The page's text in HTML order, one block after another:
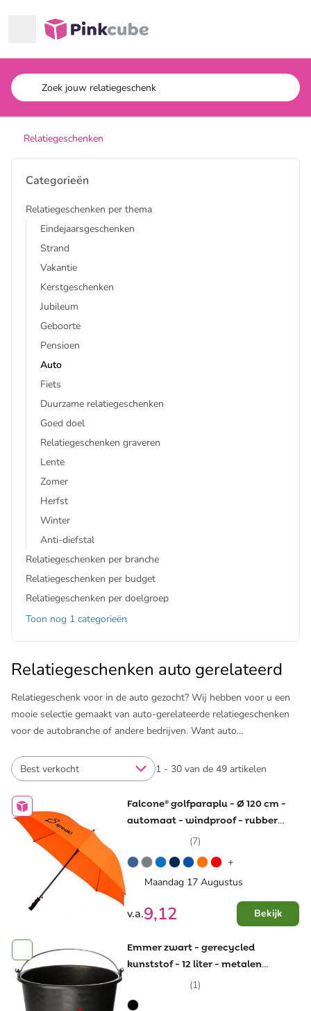
Pinkcube
Relatiegeschenken
Categorieën
Relatiegeschenken per thema
Eindejaarsgeschenken
Strand
Vakantie
Kerstgeschenken
Jubileum
Geboorte
Pensioen
Auto
Fiets
Duurzame relatiegeschenken
Goed doel
Relatiegeschenken graveren
Lente
Zomer
Herfst
Winter
Anti-diefstal
Relatiegeschenken per branche
Relatiegeschenken per budget
Relatiegeschenken per doelgroep
Toon nog 1 categorieën
Relatiegeschenken auto gerelateerd
Relatiegeschenk voor in de auto gezocht? Wij hebben voor u een
mooie selectie gemaakt van auto-gerelateerde relatiegeschenken
voor de autobranche of andere bedrijven. Want auto
geschikt voor een brede doelgroep. Alle auto relatiegeschenk
kunnen we zowel onbedrukt als bedrukt met uw logo leveren!
1 - 30 van de 49 artikelen
Best verkocht
Falcone® golfparaplu - Ø 120 cm -
automaat - windproof - rubber
gecoat handvat
(7)
+
Maandag 17 Augustus
v.a.9,12 Bekijk
Emmer zwart - gerecycled
kunststof - 12 liter - metalen
(1)